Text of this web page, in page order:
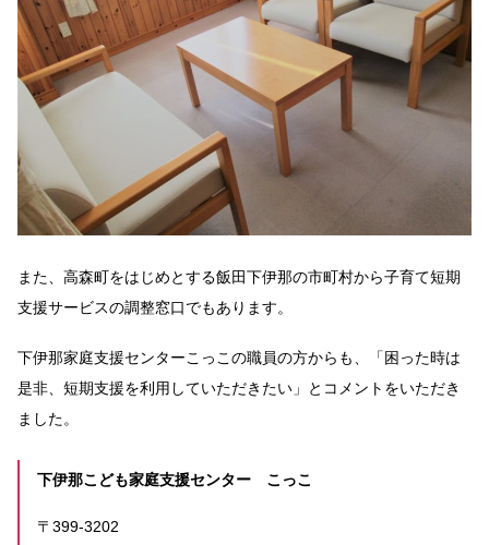
また、高森町をはじめとする飯田下伊那の市町村から子育て短期
支援サービスの調整窓口でもあります。
下伊那家庭支援センターこっこの職員の方からも、「困った時は
是非、短期支援を利用していただきたい」とコメントをいただき
ました。
下伊那こども家庭支援センター こっこ
〒399-3202